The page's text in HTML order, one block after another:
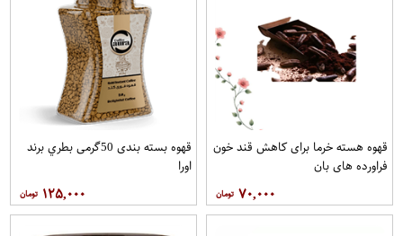
قهوه هسته خرما برای کاهش قند خون
فراورده های بان
۷۰,۰۰۰
قهوه بسته بندی 50گرمی بطري برند
اورا
۱۲۵,۰۰۰